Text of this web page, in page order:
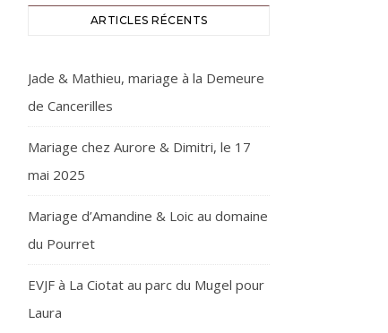
ARTICLES RÉCENTS
Jade & Mathieu, mariage à la Demeure
de Cancerilles
Mariage chez Aurore & Dimitri, le 17
mai 2025
Mariage d’Amandine & Loic au domaine
du Pourret
EVJF à La Ciotat au parc du Mugel pour
Laura